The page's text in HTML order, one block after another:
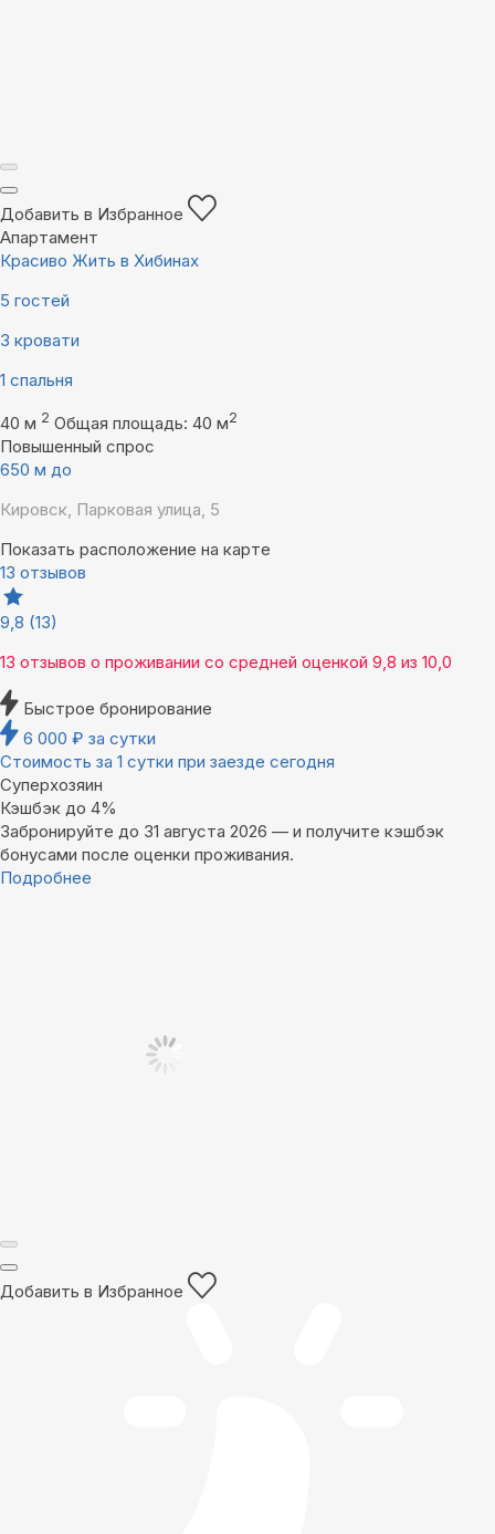
Добавить в Избранное
Апартамент
Красиво Жить в Хибинах
5 гостей
3 кровати
1 спальня
40 м 2 Общая площадь: 40 м2
Повышенный спрос
650 м до
Кировск, Парковая улица, 5
Показать расположение на карте
13 отзывов
9,8 (13)
13 отзывов о проживании со средней оценкой 9,8 из 10,0
Быстрое бронирование
6 000 ₽ за сутки
Стоимость за 1 сутки при заезде сегодня
Суперхозяин
Кэшбэк до 4%
Забронируйте до 31 августа 2026 — и получите кэшбэк
бонусами после оценки проживания.
Подробнее
Добавить в Избранное